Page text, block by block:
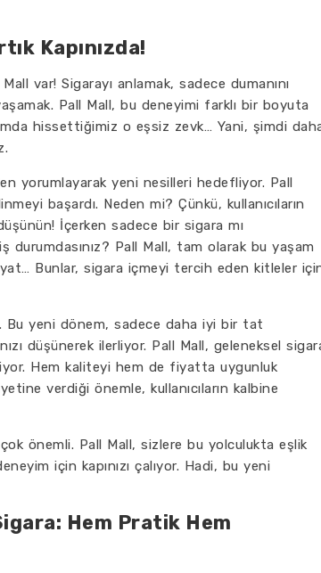
Kapınızda!
var! Sigarayı anlamak, sadece dumanını
Pall Mall, bu deneyimi farklı bir boyuta
hissettiğimiz o eşsiz zevk… Yani, şimdi
yorumlayarak yeni nesilleri hedefliyor. Pall
başardı. Neden mi? Çünkü, kullanıcıların
İçerken sadece bir sigara mı
durumdasınız? Pall Mall, tam olarak bu yaşam
Bunlar, sigara içmeyi tercih eden kitleler
Bu yeni dönem, sadece daha iyi bir tat
düşünerek ilerliyor. Pall Mall, geleneksel
Hem kaliteyi hem de fiyatta uygunluk
verdiği önemle, kullanıcıların kalbine
önemli. Pall Mall, sizlere bu yolculukta eşlik
için kapınızı çalıyor. Hadi, bu yeni
Hem Pratik Hem